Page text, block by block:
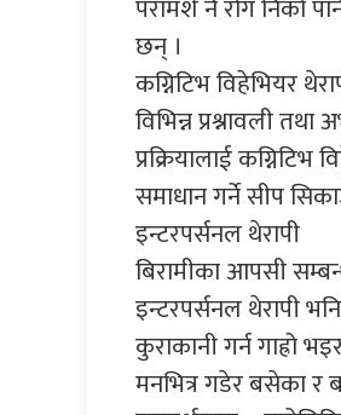
परामर्श नै रोग निको
छन् ।
कग्निटिभ विहेभियर
विभिन्न प्रश्नावली
प्रक्रियालाई
समाधान गर्ने सीप
इन्टरपर्सनल थेरापी
बिरामीका आपसी
इन्टरपर्सनल थेरापी
कुराकानी गर्न गाह्रो
मनभित्र गडेर बसेका र